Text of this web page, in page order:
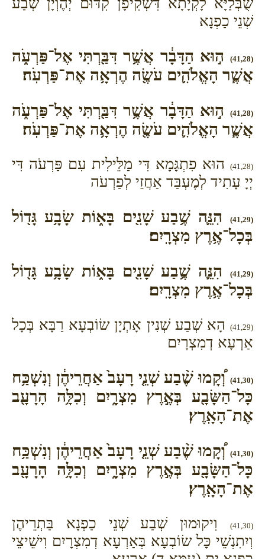
שְׁנֵי כַפְנָא
(41,28)
ה֣וּא הַדָּבָ֔ר אֲשֶׁ֥ר דִּבַּ֖רְתִּי אֶל־פַּרְעֹ֑ה
אֲשֶׁ֧ר הָאֱלֹהִ֛ים עֹשֶׂ֖ה הֶרְאָ֥ה אֶת־פַּרְעֹֽה׃
(41,28)
ה֣וּא הַדָּבָ֔ר אֲשֶׁ֥ר דִּבַּ֖רְתִּי אֶל־פַּרְעֹ֑ה
אֲשֶׁ֧ר הָאֱלֹהִ֛ים עֹשֶׂ֖ה הֶרְאָ֥ה אֶת־פַּרְעֹֽה׃
(41,28)
הוּא פִתְגָּמָא דִּי מַלֵּילִית עִם פַּרְעֹה דִּי
יְיָ עָתִיד לְמֶעְבַּד אַחֲזֵי לְפַרְעֹה
(41,29)
הִנֵּ֛ה שֶׁ֥בַע שָׁנִ֖ים בָּא֑וֹת שָׂבָ֥ע גָּד֖וֹל
בְּכָל־אֶ֥רֶץ מִצְרָֽיִם׃
(41,29)
הִנֵּ֛ה שֶׁ֥בַע שָׁנִ֖ים בָּא֑וֹת שָׂבָ֥ע גָּד֖וֹל
בְּכָל־אֶ֥רֶץ מִצְרָֽיִם׃
(41,29)
הָא שְׁבַע שְׁנִין אָתְיָן שׂוֹבְעָא רַבָּא בְּכָל
אַרְעָא דְמִצְרָיִם
(41,30)
וְ֠קָמוּ שֶׁ֨בַע שְׁנֵ֤י רָעָב֙ אַחֲרֵיהֶ֔ן וְנִשְׁכַּ֥ח
כָּל־הַשָּׂבָ֖ע בְּאֶ֣רֶץ מִצְרָ֑יִם וְכִלָּ֥ה הָרָעָ֖ב
אֶת־הָאָֽרֶץ׃
(41,30)
וְ֠קָמוּ שֶׁ֨בַע שְׁנֵ֤י רָעָב֙ אַחֲרֵיהֶ֔ן וְנִשְׁכַּ֥ח
כָּל־הַשָּׂבָ֖ע בְּאֶ֣רֶץ מִצְרָ֑יִם וְכִלָּ֥ה הָרָעָ֖ב
אֶת־הָאָֽרֶץ׃
(41,30)
וִיקוּמוּן שְׁבַע שְׁנֵי כַפְנָא בַּתְרֵיהֶן
וְיִתִנְשֵׁי כָּל שׂוֹבְעָא בְּאַרְעָא דְמִצְרָיִם וִישֵׁיצֵי